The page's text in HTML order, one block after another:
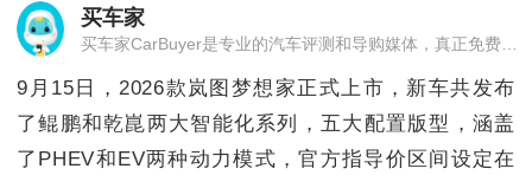
买车家
买车家CarBuyer是专业的汽车评测和导购媒体，真正免费的汽车买手。
9月15日，2026款岚图梦想家正式上市，新车共发布
了鲲鹏和乾崑两大智能化系列，五大配置版型，涵盖
了PHEV和EV两种动力模式，官方指导价区间设定在